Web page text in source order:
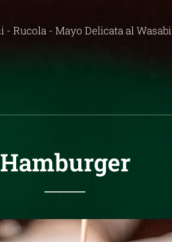
Rucola - Mayo Delicata al Wasabi
Hamburger